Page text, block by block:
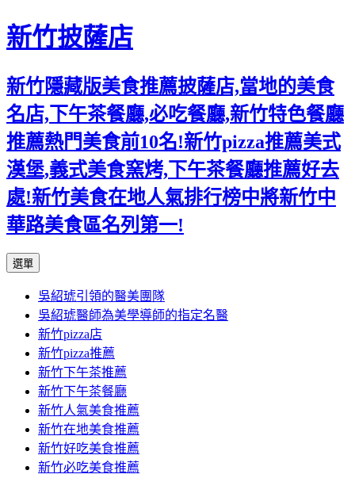
新竹披薩店
新竹隱藏版美食推薦披薩店,當地的美食
名店,下午茶餐廳,必吃餐廳,新竹特色餐廳
推薦熱門美食前10名!新竹pizza推薦美式
漢堡,義式美食窯烤,下午茶餐廳推薦好去
處!新竹美食在地人氣排行榜中將新竹中
華路美食區名列第一!
選單
主
要
內
容
吳紹琥引領的醫美團隊
吳紹琥醫師為美學導師的指定名醫
新竹pizza店
新竹pizza推薦
新竹下午茶推薦
新竹下午茶餐廳
新竹人氣美食推薦
新竹在地美食推薦
新竹好吃美食推薦
新竹必吃美食推薦